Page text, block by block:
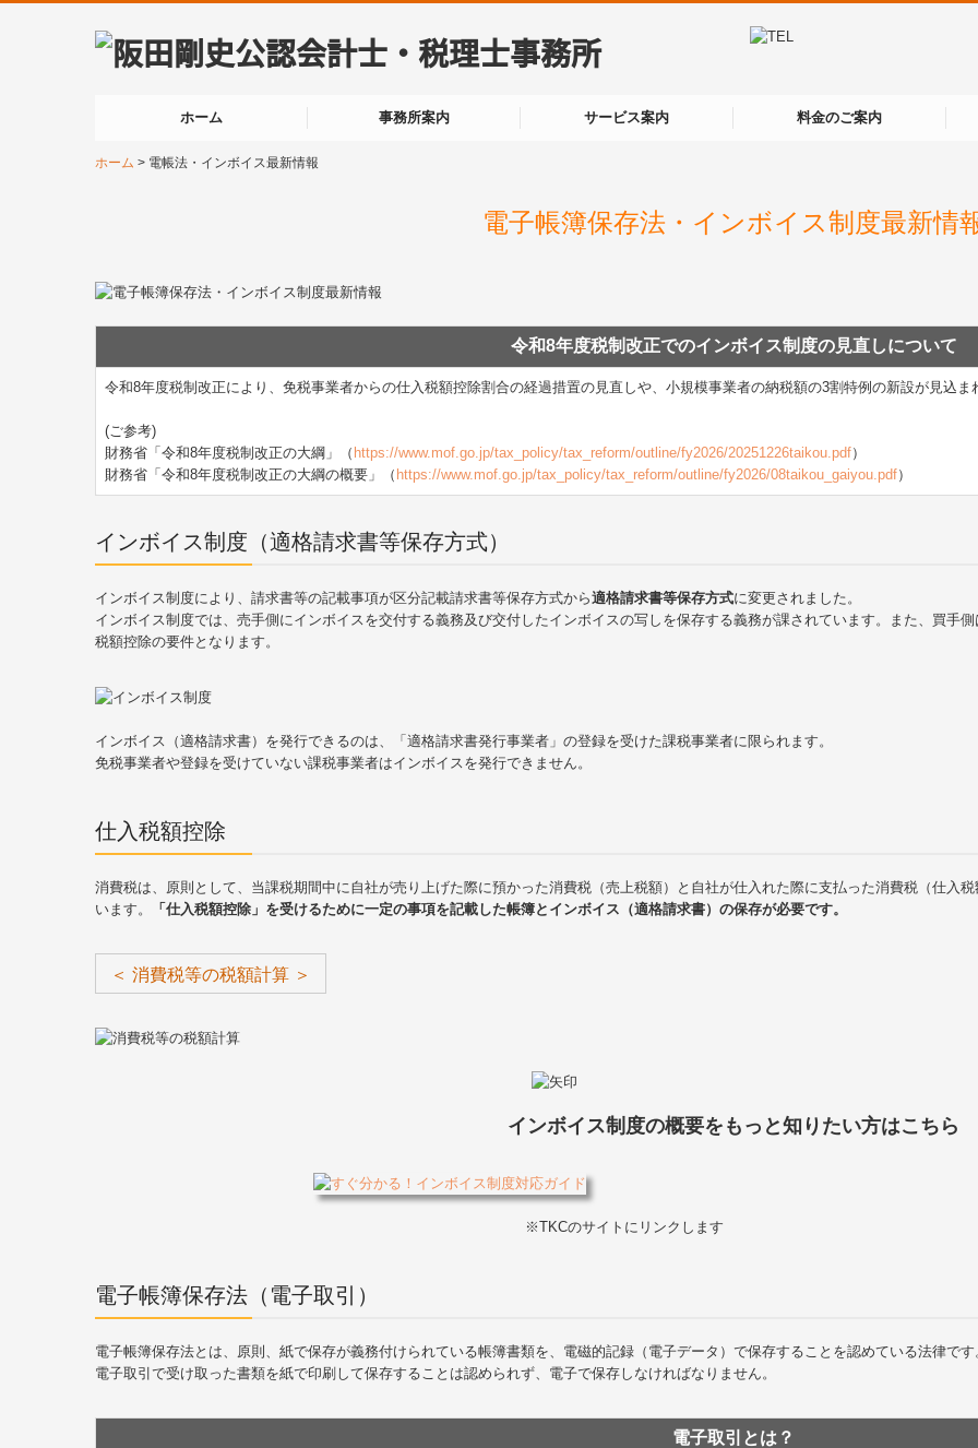
ホーム 事務所案内 サービス案内 料金のご案内
ホーム 電帳法・インボイス最新情報
電子帳簿保存法・インボイス制度最新情
令和8年度税制改正でのインボイス制度の見直しについて
令和8年度税制改正により、免税事業者からの仕入税額控除割合の経過措置の見直しや、小規模事業者の納税額の3割特例の新設が見込ま
(ご参考)
財務省「令和8年度税制改正の大綱」（ https://www.mof.go.jp/tax_policy/tax_reform/outline/fy2026/20251226taikou.pdf）
財務省「令和8年度税制改正の大綱の概要」（ https://www.mof.go.jp/tax_policy/tax_reform/outline/fy2026/08taikou_gaiyou.pdf）
インボイス制度（適格請求書等保存方式）
インボイス制度により、請求書等の記載事項が区分記載請求書等保存方式から適格請求書等保存方式に変更されました。
インボイス制度では、売手側にインボイスを交付する義務及び交付したインボイスの写しを保存する義務が課されています。また、買手
税額控除の要件となります。
インボイス（適格請求書）を発行できるのは、「適格請求書発行事業者」の登録を受けた課税事業者に限られます。
免税事業者や登録を受けていない課税事業者はインボイスを発行できません。
仕入税額控除
消費税は、原則として、当課税期間中に自社が売り上げた際に預かった消費税（売上税額）と自社が仕入れた際に支払った消費税（仕入
います。
「仕入税額控除」を受けるために一定の事項を記載した帳簿とインボイス（適格請求書）の保存が必要です。
＜ 消費税等の税額計算 ＞
インボイス制度の概要をもっと知りたい方はこちら
※TKCのサイトにリンクします
電子帳簿保存法（電子取引）
電子帳簿保存法とは、原則、紙で保存が義務付けられている帳簿書類を、電磁的記録（電子データ）で保存することを認めている法律です
電子取引で受け取った書類を紙で印刷して保存することは認められず、電子で保存しなければなりません。
電子取引とは？